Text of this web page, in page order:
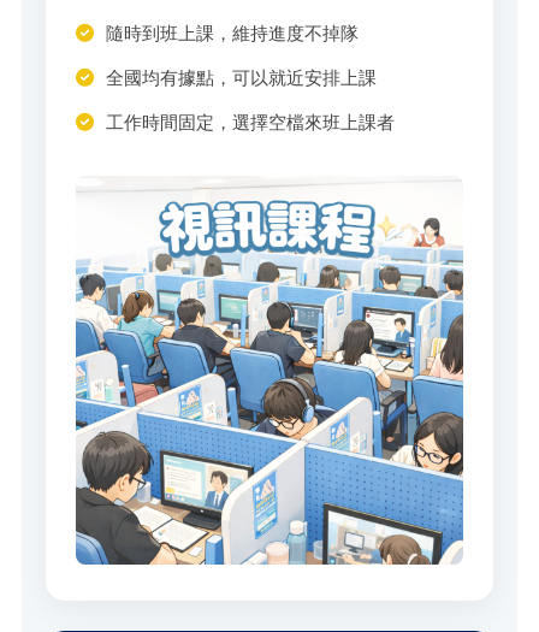
隨時到班上課，維持進度不掉隊
全國均有據點，可以就近安排上課
工作時間固定，選擇空檔來班上課者